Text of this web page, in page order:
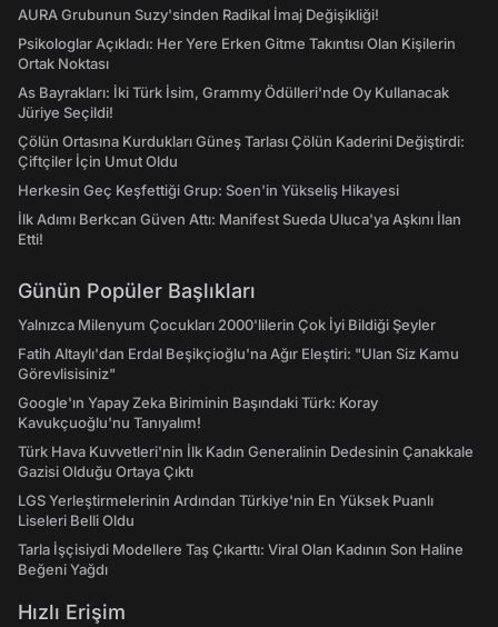
AURA Grubunun Suzy'sinden Radikal İmaj Değişikliği!
Psikologlar Açıkladı: Her Yere Erken Gitme Takıntısı Olan Kişilerin
Ortak Noktası
As Bayrakları: İki Türk İsim, Grammy Ödülleri'nde Oy Kullanacak
Jüriye Seçildi!
Çölün Ortasına Kurdukları Güneş Tarlası Çölün Kaderini Değiştirdi:
Çiftçiler İçin Umut Oldu
Herkesin Geç Keşfettiği Grup: Soen'in Yükseliş Hikayesi
İlk Adımı Berkcan Güven Attı: Manifest Sueda Uluca'ya Aşkını İlan
Etti!
Günün Popüler Başlıkları
Yalnızca Milenyum Çocukları 2000'lilerin Çok İyi Bildiği Şeyler
Fatih Altaylı'dan Erdal Beşikçioğlu'na Ağır Eleştiri: "Ulan Siz Kamu
Görevlisisiniz"
Google'ın Yapay Zeka Biriminin Başındaki Türk: Koray
Kavukçuoğlu'nu Tanıyalım!
Türk Hava Kuvvetleri'nin İlk Kadın Generalinin Dedesinin Çanakkale
Gazisi Olduğu Ortaya Çıktı
LGS Yerleştirmelerinin Ardından Türkiye'nin En Yüksek Puanlı
Liseleri Belli Oldu
Tarla İşçisiydi Modellere Taş Çıkarttı: Viral Olan Kadının Son Haline
Beğeni Yağdı
Hızlı Erişim